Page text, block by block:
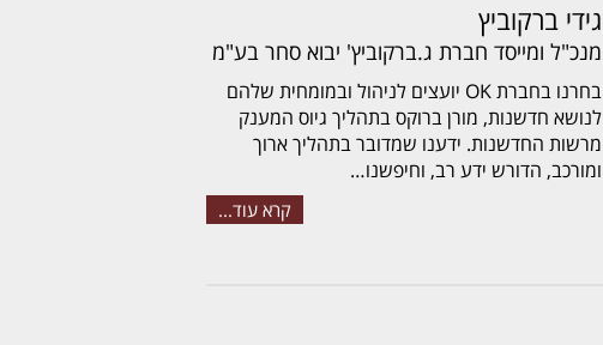
גידי ברקוביץ
מנכ"ל ומייסד חברת ג.ברקוביץ' יבוא סחר בע"מ
בחרנו בחברת OK יועצים לניהול ובמומחית שלהם
לנושא חדשנות, מורן ברוקס בתהליך גיוס המענק
מרשות החדשנות. ידענו שמדובר בתהליך ארוך
ומורכב, הדורש ידע רב, וחיפשנו…
קרא עוד...